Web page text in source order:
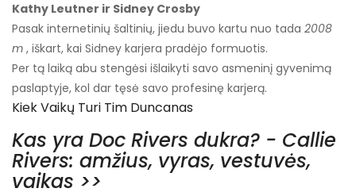
Kathy Leutner ir Sidney Crosby
Pasak internetinių šaltinių, jiedu buvo kartu nuo tada 2008
m , iškart, kai Sidney karjera pradėjo formuotis.
Per tą laiką abu stengėsi išlaikyti savo asmeninį gyvenimą
paslaptyje, kol dar tęsė savo profesinę karjerą.
Kiek Vaikų Turi Tim Duncanas
Kas yra Doc Rivers dukra? - Callie
Rivers: amžius, vyras, vestuvės,
vaikas >>